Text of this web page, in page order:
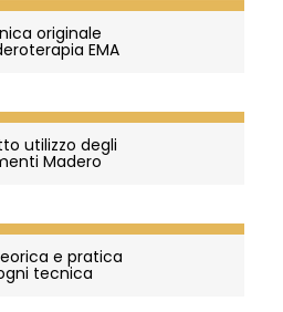
MADERÒ
originale
EMA
utilizzo degli
Madero
e pratica
tecnica